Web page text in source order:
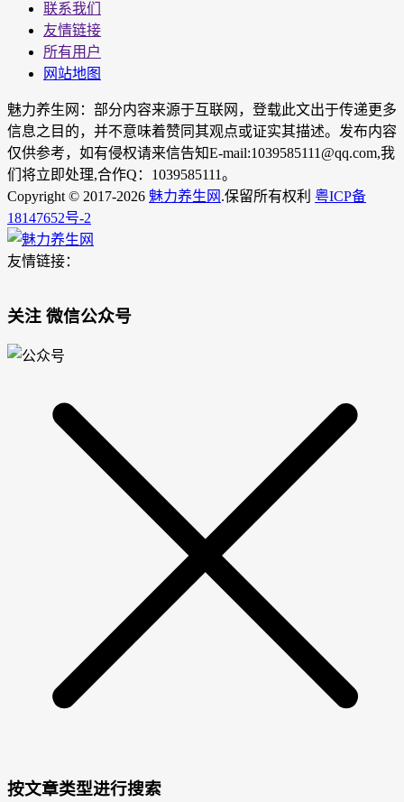
联系我们
友情链接
所有用户
网站地图
魅力养生网：部分内容来源于互联网，登载此文出于传递更多
信息之目的，并不意味着赞同其观点或证实其描述。发布内容
仅供参考，如有侵权请来信告知E-mail:1039585111@qq.com,我
们将立即处理,合作Q：1039585111。
Copyright © 2017-2026 魅力养生网 .保留所有权利 粤ICP备
18147652号-2
友情链接：
关注 微信公众号
按文章类型进行搜索